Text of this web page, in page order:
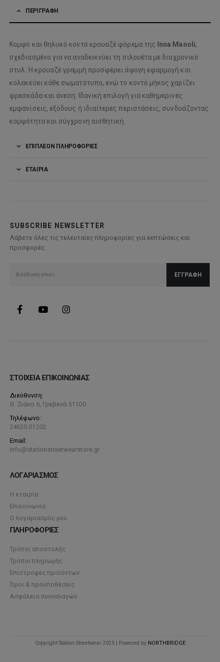
ΠΕΡΙΓΡΑΦΉ
Κομψό και θηλυκό κοντό κρουαζέ φόρεμα της Inna Manoli,
σχεδιασμένο για να αναδεικνύει τη σιλουέτα με διαχρονικό
στυλ. Η κρουαζέ γραμμή προσφέρει άψογη εφαρμογή και
κολακεύει κάθε σωματότυπο, ενώ το κοντό μήκος χαρίζει
φρεσκάδα και άνεση. Ιδανική επιλογή για καθημερινές
εμφανίσεις, εξόδους ή ιδιαίτερες περιστάσεις, συνδυάζοντας
κομψότητα και σύγχρονη αισθητική.
ΕΠΙΠΛΈΟΝ ΠΛΗΡΟΦΟΡΊΕΣ
ΕΤΑΙΡΊΑ
SUBSCRIBE NEWSLETTER
Λάβετε όλες τις τελευταίες πληροφορίες για εκπτώσεις και
προσφορές.
ΣΤΟΙΧΕΙΑ ΕΠΙΚΟΙΝΩΝΙΑΣ
Διεύθυνση:
Θ. Ζιάκα 6, Γρεβενά 51100
Τηλέφωνο:
24625 01202
Email:
info@stationstreetwearstore.gr
ΛΟΓΑΡΙΑΣΜΟΣ
Η εταιρία
Επικοινωνία
Ο λογαριασμός μου
ΠΛΗΡΟΦΟΡΙΕΣ
Τρόποι αποστολής
Τρόποι πληρωμής
Επιστροφές προϊόντων
Όροι & προϋποθέσεις
Ασφάλεια συνναλαγών
Copyright Station Streetwear 2025 | Powered by NORTHBRIDGE